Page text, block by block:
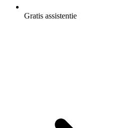
Gratis assistentie